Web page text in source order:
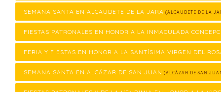
SEMANA SANTA EN ALCAUDETE DE LA JARA (ALCAUDETE DE LA
FIESTAS PATRONALES EN HONOR A LA INMACULADA
FERIA Y FIESTAS EN HONOR A LA SANTÍSIMA VIRGEN DEL
SEMANA SANTA EN ALCÁZAR DE SAN JUAN (ALCÁZAR DE SAN